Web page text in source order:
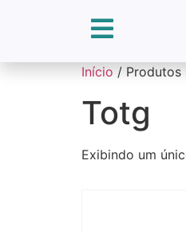
Início / Produtos
Totg
Exibindo um